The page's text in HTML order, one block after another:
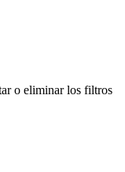
o eliminar los filtros